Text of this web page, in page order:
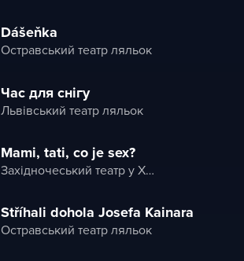
Dášeňka
Остравський театр ляльок
Час для снігу
Львівський театр ляльок
Mami, tati, co je sex?
Західночеський театр у Хебі
Stříhali dohola Josefa Kainara
Остравський театр ляльок